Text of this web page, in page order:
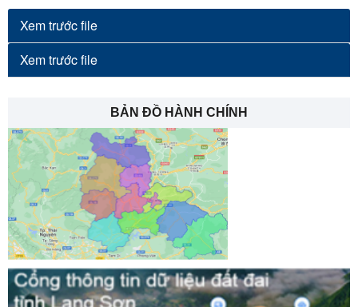
Xem trước file
Xem trước file
BẢN ĐỒ HÀNH CHÍNH